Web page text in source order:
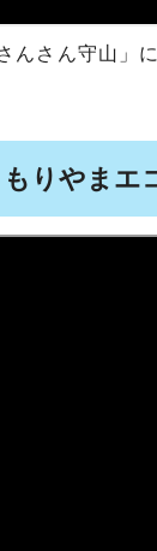
んさん守山」
もりやま